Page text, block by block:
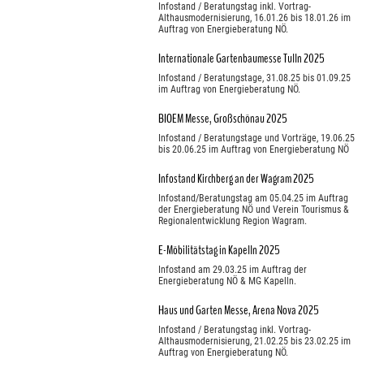
Infostand / Beratungstag inkl. Vortrag-
Althausmodernisierung, 16.01.26 bis 18.01.26 im
Auftrag von Energieberatung NÖ.
Internationale Gartenbaumesse Tulln 2025
Infostand / Beratungstage, 31.08.25 bis 01.09.25
im Auftrag von Energieberatung NÖ.
BIOEM Messe, Großschönau 2025
Infostand / Beratungstage und Vorträge, 19.06.25
bis 20.06.25 im Auftrag von Energieberatung NÖ
Infostand Kirchberg an der Wagram 2025
Infostand/Beratungstag am 05.04.25 im Auftrag
der Energieberatung NÖ und Verein Tourismus &
Regionalentwicklung Region Wagram.
E-Möbilitätstag in Kapelln 2025
Infostand am 29.03.25 im Auftrag der
Energieberatung NÖ & MG Kapelln.
Haus und Garten Messe, Arena Nova 2025
Infostand / Beratungstag inkl. Vortrag-
Althausmodernisierung, 21.02.25 bis 23.02.25 im
Auftrag von Energieberatung NÖ.